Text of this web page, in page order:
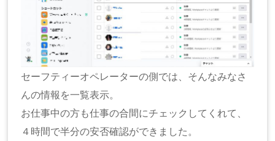
セーフティーオペレーターの側では、そんなみなさ
んの情報を一覧表示。
お仕事中の方も仕事の合間にチェックしてくれて、
４時間で半分の安否確認ができました。